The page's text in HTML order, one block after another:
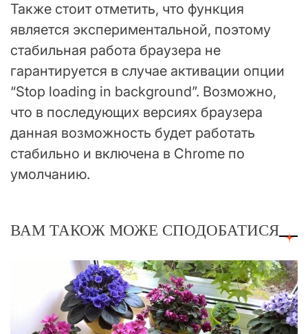
Также стоит отметить, что функция
является экспериментальной, поэтому
стабильная работа браузера не
гарантируется в случае активации опции
“Stop loading in background”. Возможно,
что в последующих версиях браузера
данная возможность будет работать
стабильно и включена в Chrome по
умолчанию.
ВАМ ТАКОЖ МОЖЕ СПОДОБАТИСЯ